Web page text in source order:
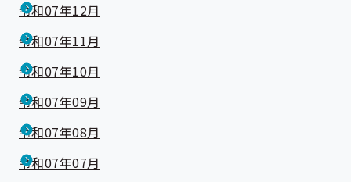
令和07年12月
令和07年11月
令和07年10月
令和07年09月
令和07年08月
令和07年07月